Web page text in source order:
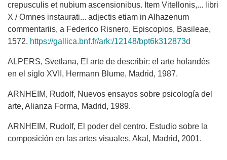
crepusculis et nubium ascensionibus. Item Vitellonis,... libri
X / Omnes instaurati... adjectis etiam in Alhazenum
commentariis, a Federico Risnero, Episcopios, Basileae,
1572. https://gallica.bnf.fr/ark:/12148/bpt6k312873d
ALPERS, Svetlana, El arte de describir: el arte holandés
en el siglo XVII, Hermann Blume, Madrid, 1987.
ARNHEIM, Rudolf, Nuevos ensayos sobre psicología del
arte, Alianza Forma, Madrid, 1989.
ARNHEIM, Rudolf, El poder del centro. Estudio sobre la
composición en las artes visuales, Akal, Madrid, 2001.